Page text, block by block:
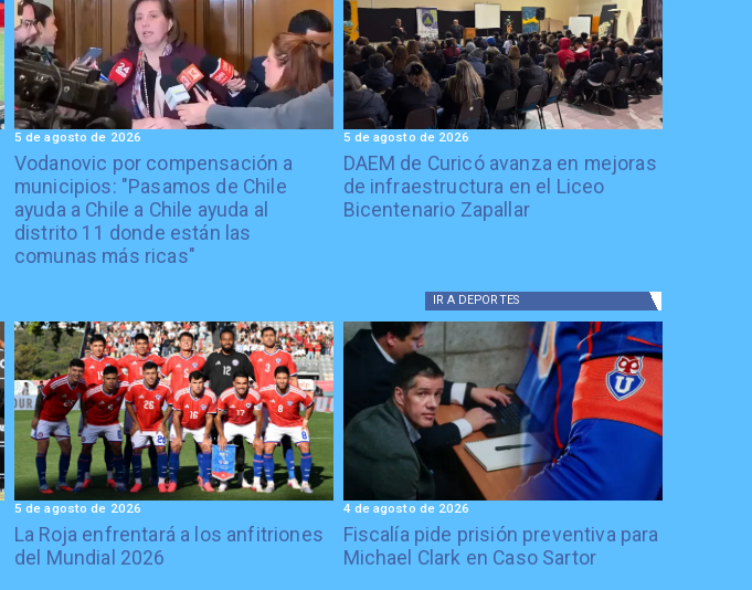
Vodanovic por compensación a
municipios: "Pasamos de Chile
ayuda a Chile a Chile ayuda al
distrito 11 donde están las
comunas más ricas"
5 de agosto de 2026
DAEM de Curicó avanza en mejoras
de infraestructura en el Liceo
Bicentenario Zapallar
5 de agosto de 2026
IR A DEPORTES
La Roja enfrentará a los anfitriones
del Mundial 2026
5 de agosto de 2026
Fiscalía pide prisión preventiva para
Michael Clark en Caso Sartor
4 de agosto de 2026